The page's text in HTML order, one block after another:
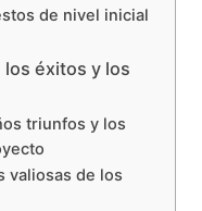
de nivel inicial
éxitos y los
triunfos y los
valiosas de los